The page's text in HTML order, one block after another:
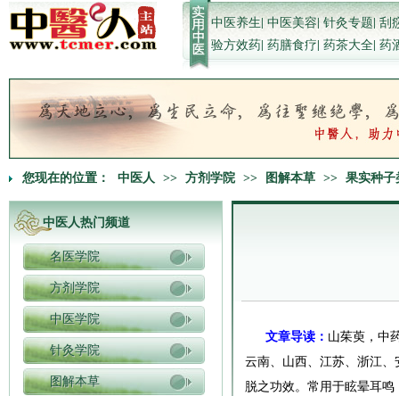
中医养生|中医美容|针灸专题|刮
验方效药| 药膳食疗| 药茶大全| 药
您现在的位置： 中医人 >> 方剂学院 >> 图解本草 >> 果实种子
中医人热门频道
名医学院
方剂学院
中医学院
针灸学院
图解本草
文章导读： 山茱萸，中
云南、山西、江苏、浙江
脱之功效。常用于眩晕耳